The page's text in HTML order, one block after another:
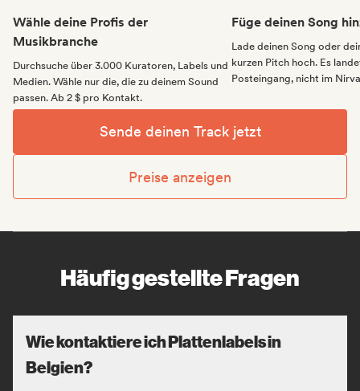
Wähle deine Profis der
Musikbranche
Durchsuche über 3.000 Kuratoren, Labels und
Medien. Wähle nur die, die zu deinem Sound
passen. Ab 2 $ pro Kontakt.
Füge deinen Song
Lade deinen Song oder
kurzen Pitch hoch. Es
Posteingang, nicht im
Sende deinen Track jetzt
Preise anzeigen
Häufig gestellte Fragen
Wie kontaktiere ich Plattenlabels in
Belgien?